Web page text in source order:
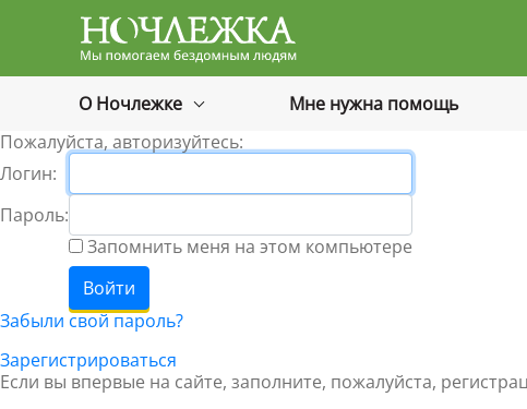
Баннер
О Ночлежке Мне нужна помощь
Пожалуйста, авторизуйтесь:
Логин:
Пароль:
Запомнить меня на этом компьютере
Забыли свой пароль?
Зарегистрироваться
Если вы впервые на сайте, заполните, пожалуйста,